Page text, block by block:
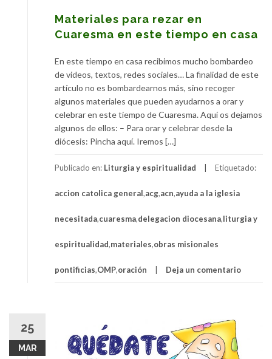
Materiales para rezar en
Cuaresma en este tiempo en casa
En este tiempo en casa recibimos mucho bombardeo
de videos, textos, redes sociales… La finalidad de este
artículo no es bombardearnos más, sino recoger
algunos materiales que pueden ayudarnos a orar y
celebrar en este tiempo de Cuaresma. Aquí os dejamos
algunos de ellos: – Para orar y celebrar desde la
diócesis: Pincha aquí. Iremos […]
Publicado en: Liturgia y espiritualidad Etiquetado:
accion catolica general,acg,acn,ayuda a la iglesia
necesitada,cuaresma,delegacion diocesana,liturgia y
espiritualidad,materiales,obras misionales
pontificias,OMP,oración Deja un comentario
25
MAR